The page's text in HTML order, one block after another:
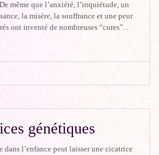
même que l’anxiété, l’inquiétude, un
la misère, la souffrance et une peur
ont inventé de nombreuses “cures”...
génétiques
l’enfance peut laisser une cicatrice